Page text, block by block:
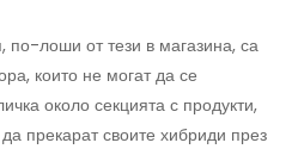
по-лоши от тези в магазина, са
които не могат да се
около секцията с продукти,
прекарат своите хибриди през